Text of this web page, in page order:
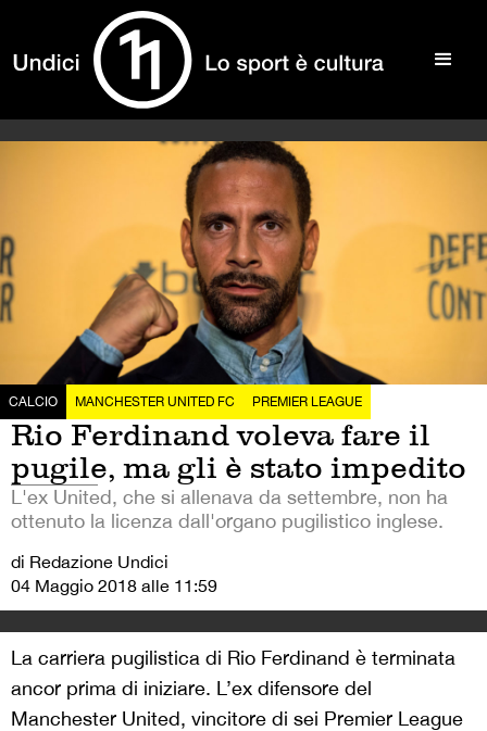
CALCIO MANCHESTER UNITED FC PREMIER LEAGUE
Rio Ferdinand voleva fare il
pugile, ma gli è stato impedito
L'ex United, che si allenava da settembre, non ha
ottenuto la licenza dall'organo pugilistico inglese.
di Redazione Undici
04 Maggio 2018 alle 11:59
La carriera pugilistica di Rio Ferdinand è terminata
ancor prima di iniziare. L’ex difensore del
Manchester United, vincitore di sei Premier League